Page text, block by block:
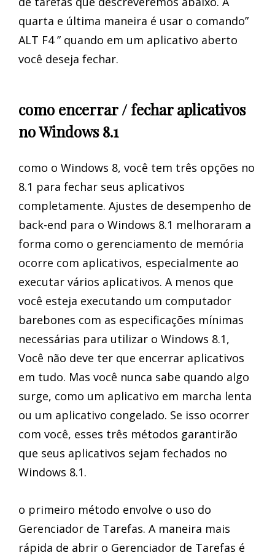
quarta e última maneira é usar o comando”
ALT F4 ” quando em um aplicativo aberto
você deseja fechar.
como encerrar / fechar aplicativos
no Windows 8.1
como o Windows 8, você tem três opções no
8.1 para fechar seus aplicativos
completamente. Ajustes de desempenho de
back-end para o Windows 8.1 melhoraram a
forma como o gerenciamento de memória
ocorre com aplicativos, especialmente ao
executar vários aplicativos. A menos que
você esteja executando um computador
barebones com as especificações mínimas
necessárias para utilizar o Windows 8.1,
Você não deve ter que encerrar aplicativos
em tudo. Mas você nunca sabe quando algo
surge, como um aplicativo em marcha lenta
ou um aplicativo congelado. Se isso ocorrer
com você, esses três métodos garantirão
que seus aplicativos sejam fechados no
Windows 8.1.
o primeiro método envolve o uso do
Gerenciador de Tarefas. A maneira mais
rápida de abrir o Gerenciador de Tarefas é